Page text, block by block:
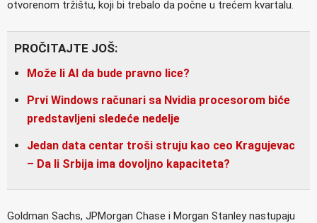
otvorenom tržištu, koji bi trebalo da počne u trećem kvartalu.
PROČITAJTE JOŠ:
Može li AI da bude pravno lice?
Prvi Windows računari sa Nvidia procesorom biće
predstavljeni sledeće nedelje
Jedan data centar troši struju kao ceo Kragujevac
– Da li Srbija ima dovoljno kapaciteta?
Goldman Sachs, JPMorgan Chase i Morgan Stanley nastupaju